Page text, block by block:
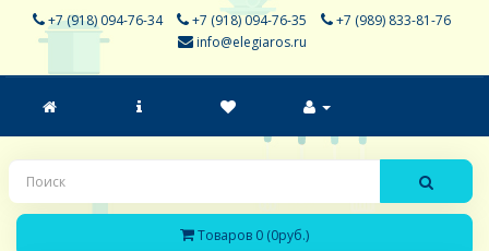
+7 (918) 094-76-34 +7 (918) 094-76-35
+7 (989) 833-81-76
info@elegiaros.ru
Товаров 0 (0руб.)